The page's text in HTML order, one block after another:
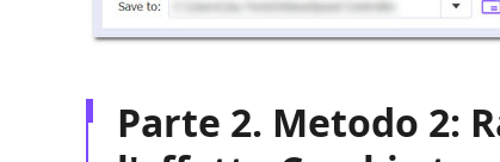
Parte 2. Metodo 2: